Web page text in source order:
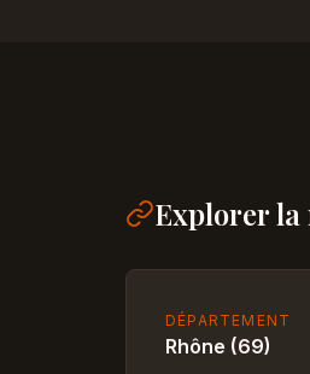
Explorer
DÉPARTEMENT
Rhône (69)